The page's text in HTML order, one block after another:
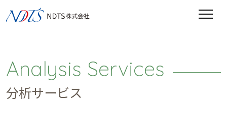
Analysis Services
分析サービス